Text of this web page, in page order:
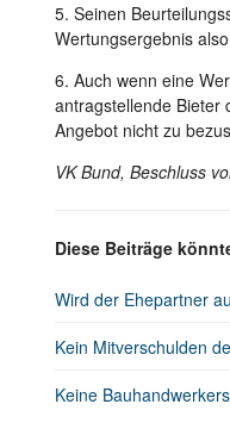
5. Seinen
Wertungsergebnis
6. Auch wenn eine
antragstellende Bieter
Angebot nicht zu
VK Bund, Beschluss
Diese Beiträge
Wird der Ehepartner
Kein Mitverschulden
Keine